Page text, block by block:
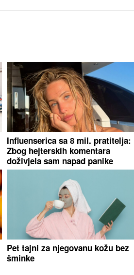
Influenserica sa 8 mil. pratitelja:
Zbog hejterskih komentara
doživjela sam napad panike
Pet tajni za njegovanu kožu bez
šminke